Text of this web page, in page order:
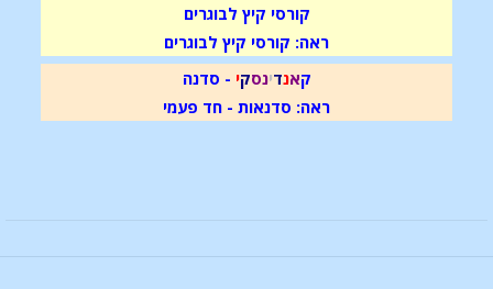
קורסי קיץ לבוגרים
ראה: קורסי קיץ לבוגרים
קאנדינסקי - סדנה
ראה: סדנאות - חד פעמי